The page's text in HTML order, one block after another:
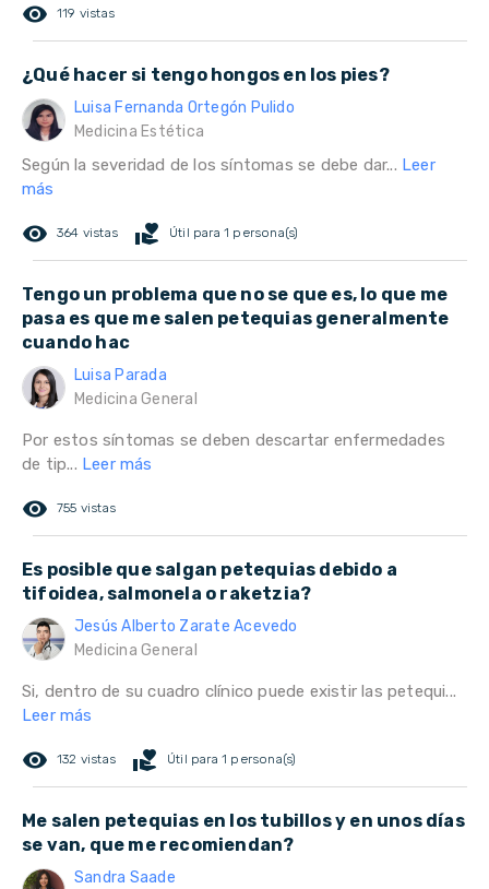
remove_red_eye 119 vistas
¿Qué hacer si tengo hongos en los pies?
Luisa Fernanda Ortegón Pulido
Medicina Estética
Según la severidad de los síntomas se debe dar... Leer
más
remove_red_eye 364 vistas volunteer_activism Útil para 1 persona(s)
Tengo un problema que no se que es, lo que me
pasa es que me salen petequias generalmente
cuando hac
Luisa Parada
Medicina General
Por estos síntomas se deben descartar enfermedades
de tip... Leer más
remove_red_eye 755 vistas
Es posible que salgan petequias debido a
tifoidea, salmonela o raketzia?
Jesús Alberto Zarate Acevedo
Medicina General
Si, dentro de su cuadro clínico puede existir las petequi...
Leer más
remove_red_eye 132 vistas volunteer_activism Útil para 1 persona(s)
Me salen petequias en los tubillos y en unos días
se van, que me recomiendan?
Sandra Saade